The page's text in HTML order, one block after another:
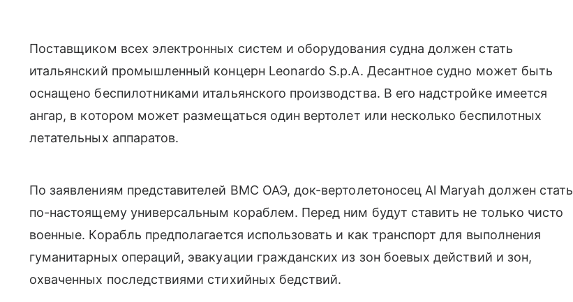
Поставщиком всех электронных систем и оборудования судна должен стать
итальянский промышленный концерн Leonardo S.p.A. Десантное судно может быть
оснащено беспилотниками итальянского производства. В его надстройке имеется
ангар, в котором может размещаться один вертолет или несколько беспилотных
летательных аппаратов.
По заявлениям представителей ВМС ОАЭ, док-вертолетоносец Al Maryah должен стать
по-настоящему универсальным кораблем. Перед ним будут ставить не только чисто
военные. Корабль предполагается использовать и как транспорт для выполнения
гуманитарных операций, эвакуации гражданских из зон боевых действий и зон,
охваченных последствиями стихийных бедствий.